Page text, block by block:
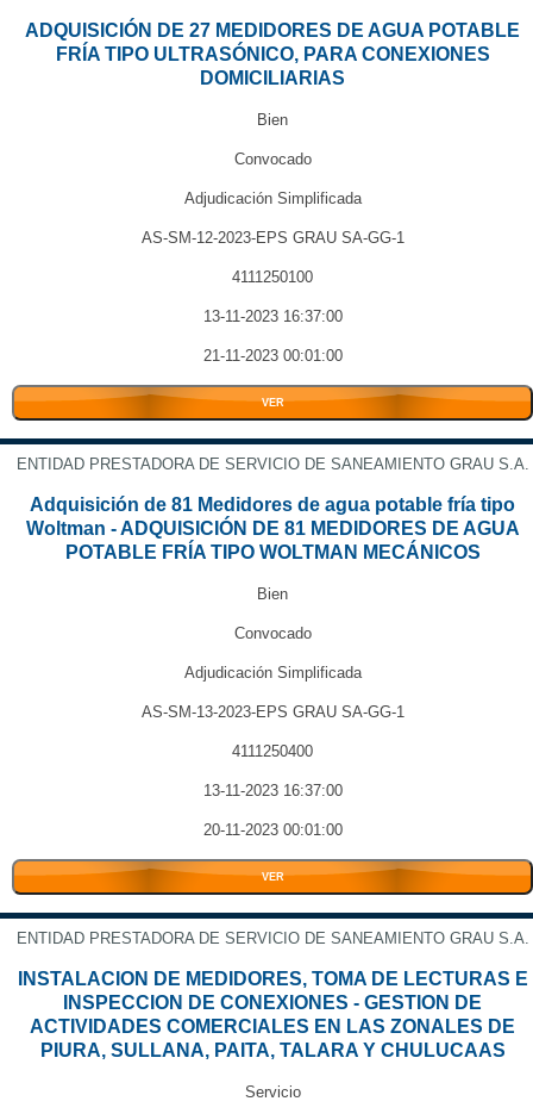
ADQUISICIÓN DE 27 MEDIDORES DE AGUA POTABLE
FRÍA TIPO ULTRASÓNICO, PARA CONEXIONES
DOMICILIARIAS
Bien
Convocado
Adjudicación Simplificada
AS-SM-12-2023-EPS GRAU SA-GG-1
4111250100
13-11-2023 16:37:00
21-11-2023 00:01:00
VER
ENTIDAD PRESTADORA DE SERVICIO DE SANEAMIENTO GRAU S.A.
Adquisición de 81 Medidores de agua potable fría tipo
Woltman - ADQUISICIÓN DE 81 MEDIDORES DE AGUA
POTABLE FRÍA TIPO WOLTMAN MECÁNICOS
Bien
Convocado
Adjudicación Simplificada
AS-SM-13-2023-EPS GRAU SA-GG-1
4111250400
13-11-2023 16:37:00
20-11-2023 00:01:00
VER
ENTIDAD PRESTADORA DE SERVICIO DE SANEAMIENTO GRAU S.A.
INSTALACION DE MEDIDORES, TOMA DE LECTURAS E
INSPECCION DE CONEXIONES - GESTION DE
ACTIVIDADES COMERCIALES EN LAS ZONALES DE
PIURA, SULLANA, PAITA, TALARA Y CHULUCAAS
Servicio